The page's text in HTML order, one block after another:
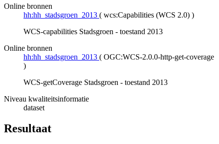
Online bronnen
hh:hh_stadsgroen_2013 ( wcs:Capabilities (WCS 2.0) )
WCS-capabilities Stadsgroen - toestand 2013
Online bronnen
hh:hh_stadsgroen_2013 ( OGC:WCS-2.0.0-http-get-coverage
)
WCS-getCoverage Stadsgroen - toestand 2013
Niveau kwaliteitsinformatie
dataset
Resultaat